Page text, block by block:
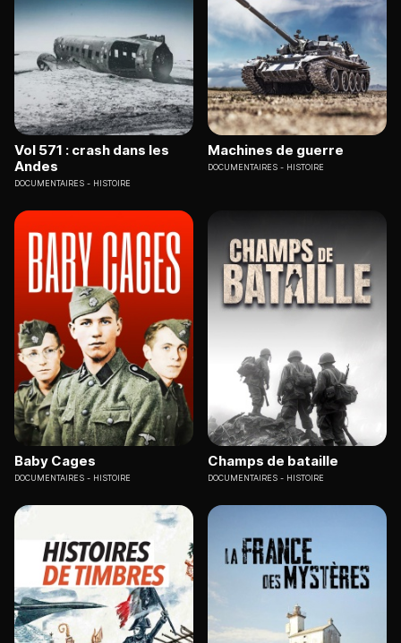
Vol 571 : crash dans les
Andes
DOCUMENTAIRES HISTOIRE
Machines de guerre
DOCUMENTAIRES HISTOIRE
Baby Cages
DOCUMENTAIRES HISTOIRE
Champs de bataille
DOCUMENTAIRES HISTOIRE